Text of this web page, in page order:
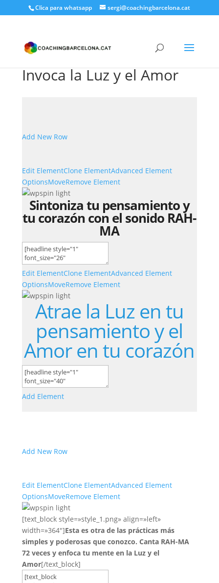
Clica para whatsapp sergi@coachingbarcelona.cat
Invoca la Luz y el Amor
Add New Row
Edit ElementClone ElementAdvanced Element
OptionsMoveRemove Element
Sintoniza tu pensamiento y
tu corazón con el sonido RAH-
MA
Edit ElementClone ElementAdvanced Element
OptionsMoveRemove Element
Atrae la Luz en tu
pensamiento y el
Amor en tu corazón
Add Element
Add New Row
Edit ElementClone ElementAdvanced Element
OptionsMoveRemove Element
[text_block style=»style_1.png» align=»left»
width=»364″]Esta es otra de las prácticas más
simples y poderosas que conozco. Canta RAH-MA
72 veces y enfoca tu mente en la Luz y el
Amor[/text_block]